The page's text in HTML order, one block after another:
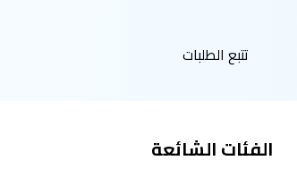
تتبع الطلبات
الفئات الشائعة